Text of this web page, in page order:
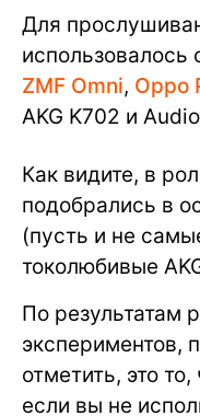
Для
ZMF Omni, Oppo
AKG K702 и
Как видите, в
подобрались в
(пусть и не
токолюбивые
По результатам
экспериментов,
отметить, это
если вы не